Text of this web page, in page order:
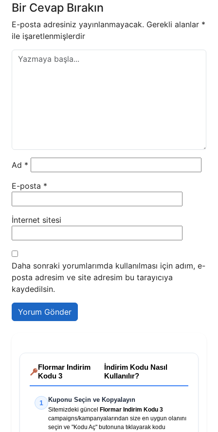
Bir Cevap Bırakın
E-posta adresiniz yayınlanmayacak. Gerekli alanlar *
ile işaretlenmişlerdir
Ad *
E-posta *
İnternet sitesi
Daha sonraki yorumlarımda kullanılması için adım, e-
posta adresim ve site adresim bu tarayıcıya
kaydedilsin.
Flormar Indirim
Kodu 3
İndirim Kodu Nasıl
Kullanılır?
1 Kuponu Seçin ve Kopyalayın
Sitemizdeki güncel
Flormar Indirim Kodu 3
campaigns/kampanyalarından size en uygun olanını
seçin ve "Kodu Aç" butonuna tıklayarak kodu